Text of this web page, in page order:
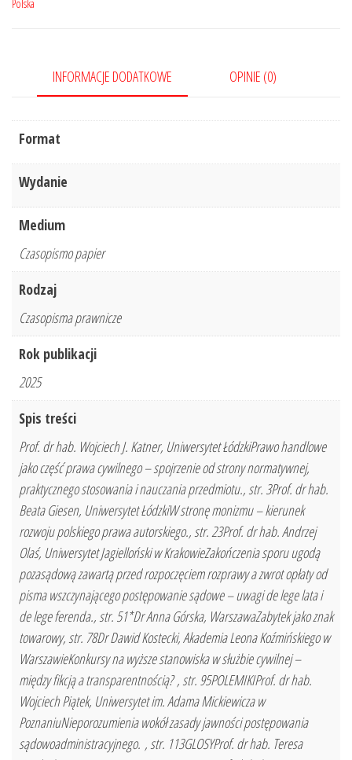
Polska
INFORMACJE DODATKOWE OPINIE (0)
Format
Wydanie
Medium
Czasopismo papier
Rodzaj
Czasopisma prawnicze
Rok publikacji
2025
Spis treści
Prof. dr hab. Wojciech J. Katner, Uniwersytet ŁódzkiPrawo handlowe
jako część prawa cywilnego – spojrzenie od strony normatywnej,
praktycznego stosowania i nauczania przedmiotu., str. 3Prof. dr hab.
Beata Giesen, Uniwersytet ŁódzkiW stronę monizmu – kierunek
rozwoju polskiego prawa autorskiego., str. 23Prof. dr hab. Andrzej
Olaś, Uniwersytet Jagielloński w KrakowieZakończenia sporu ugodą
pozasądową zawartą przed rozpoczęciem rozprawy a zwrot opłaty od
pisma wszczynającego postępowanie sądowe – uwagi de lege lata i
de lege ferenda., str. 51*Dr Anna Górska, WarszawaZabytek jako znak
towarowy, str. 78Dr Dawid Kostecki, Akademia Leona Koźmińskiego w
WarszawieKonkursy na wyższe stanowiska w służbie cywilnej –
między fikcją a transparentnością? , str. 95POLEMIKIProf. dr hab.
Wojciech Piątek, Uniwersytet im. Adama Mickiewicza w
PoznaniuNieporozumienia wokół zasady jawności postępowania
sądowoadministracyjnego. , str. 113GLOSYProf. dr hab. Teresa